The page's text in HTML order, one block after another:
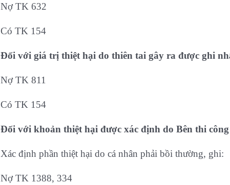
Nợ TK 632
Có TK 154
Đối với giá trị thiệt hại do thiên tai gây ra được ghi
Nợ TK 811
Có TK 154
Đối với khoản thiệt hại được xác định do Bên thi
Xác định phần thiệt hại do cá nhân phải bồi thường, ghi:
Nợ TK 1388, 334